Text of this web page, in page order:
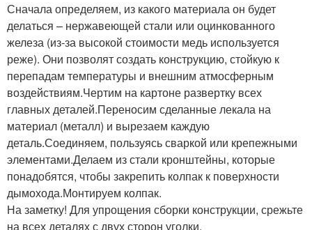
Сначала определяем, из какого материала он будет
делаться – нержавеющей стали или оцинкованного
железа (из-за высокой стоимости медь используется
реже). Они позволят создать конструкцию, стойкую к
перепадам температуры и внешним атмосферным
воздействиям.Чертим на картоне развертку всех
главных деталей.Переносим сделанные лекала на
материал (металл) и вырезаем каждую
деталь.Соединяем, пользуясь сваркой или крепежными
элементами.Делаем из стали кронштейны, которые
понадобятся, чтобы закрепить колпак к поверхности
дымохода.Монтируем колпак.
На заметку! Для упрощения сборки конструкции, срежьте
на всех деталях с двух сторон уголки.